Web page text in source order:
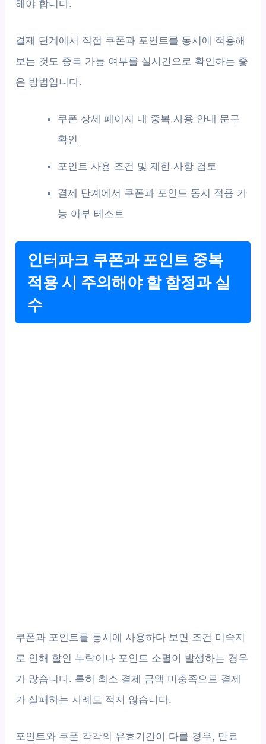
해야 합니다.
결제 단계에서 직접 쿠폰과 포인트를 동시에 적용해
보는 것도 중복 가능 여부를 실시간으로 확인하는 좋
은 방법입니다.
쿠폰 상세 페이지 내 중복 사용 안내 문구
확인
포인트 사용 조건 및 제한 사항 검토
결제 단계에서 쿠폰과 포인트 동시 적용 가
능 여부 테스트
인터파크 쿠폰과 포인트 중복
적용 시 주의해야 할 함정과 실
수
쿠폰과 포인트를 동시에 사용하다 보면 조건 미숙지
로 인해 할인 누락이나 포인트 소멸이 발생하는 경우
가 많습니다. 특히 최소 결제 금액 미충족으로 결제
가 실패하는 사례도 적지 않습니다.
포인트와 쿠폰 각각의 유효기간이 다를 경우, 만료